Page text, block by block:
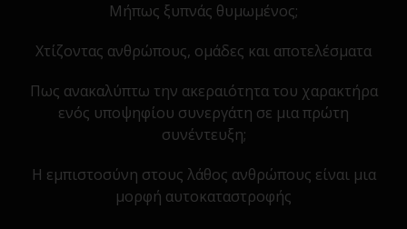
Μήπως ξυπνάς θυμωμένος;
Χτίζοντας ανθρώπους, ομάδες και αποτελέσματα
Πως ανακαλύπτω την ακεραιότητα του χαρακτήρα
ενός υποψηφίου συνεργάτη σε μια πρώτη
συνέντευξη;
Η εμπιστοσύνη στους λάθος ανθρώπους είναι μια
μορφή αυτοκαταστροφής